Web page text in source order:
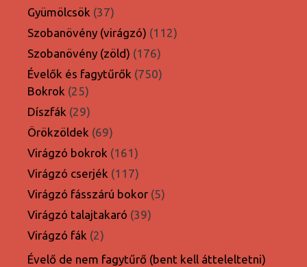
Gyümölcsök 3737
termék
Szobanövény (virágzó) 112112
Szobanövény (zöld) 176176
termék
Évelők és fagytűrők 750750
Bokrok 2525
termék
Díszfák 2929
termék
Örökzöldek 6969
termék
Virágzó bokrok 161161
termék
Virágzó cserjék 117117
termék
Virágzó fásszárú bokor 55
Virágzó talajtakaró 3939
Virágzó fák 22
termék
Évelő de nem fagytűrő (bent kell átteleltetni)